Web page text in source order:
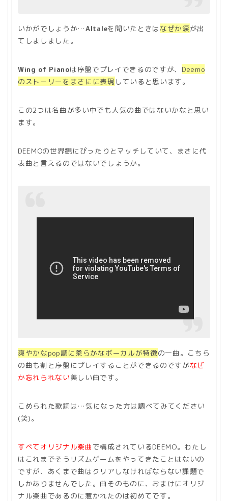
いかがでしょうか…Altaleを聞いたときは なぜか涙が出
てしましました。
Wing of Pianoは序盤でプレイできるのですが、 Deemo
のストーリーをまさにに表現 していると思います。
この2つは名曲が多い中でも人気の曲ではないかなと思い
ます。
DEEMOの世界観にぴったりとマッチしていて、まさに代
表曲と言えるのではないでしょうか。
爽やかなpop調に柔らかなボーカルが特徴の一曲。こちら
の曲も割と序盤にプレイすることができるのですがなぜ
か忘れられない美しい曲です。
こめられた歌詞は…気になった方は調べてみてください
(笑)。
すべてオリジナル楽曲 で構成されているDEEMO。わたし
はこれまでそうリズムゲームをやってきたことはないの
ですが、あくまで曲はクリアしなければならない課題で
しかありませんでした。曲そのものに、おまけにオリジ
ナル楽曲であるのに惹かれたのは初めてです。